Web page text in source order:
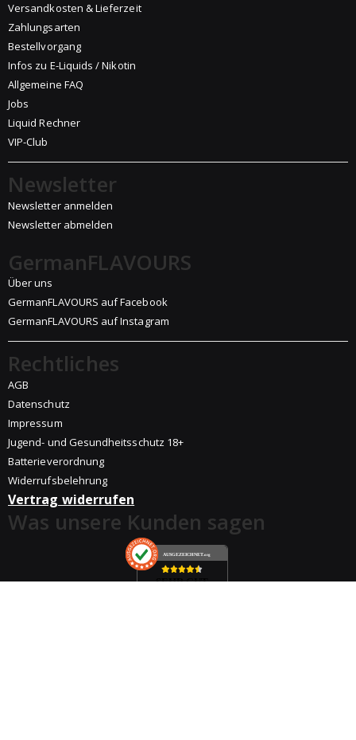
Versandkosten & Lieferzeit
Zahlungsarten
Bestellvorgang
Infos zu E-Liquids / Nikotin
Allgemeine FAQ
Jobs
Liquid Rechner
VIP-Club
Newsletter
Newsletter anmelden
Newsletter abmelden
GermanFLAVOURS
Über uns
GermanFLAVOURS auf Facebook
GermanFLAVOURS auf Instagram
Rechtliches
AGB
Datenschutz
Impressum
Jugend- und Gesundheitsschutz 18+
Batterieverordnung
Widerrufsbelehrung
Vertrag widerrufen
Was unsere Kunden sagen
AUSGEZEICHNET.org
SEHR GUT